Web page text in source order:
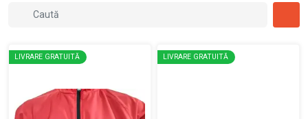
LIVRARE GRATUITĂ LIVRARE GRATUITĂ